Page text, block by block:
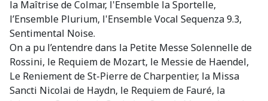
la Maîtrise de Colmar, l'Ensemble la Sportelle,
l’Ensemble Plurium, l'Ensemble Vocal Sequenza 9.3,
Sentimental Noise.
On a pu l’entendre dans la Petite Messe Solennelle de
Rossini, le Requiem de Mozart, le Messie de Haendel,
Le Reniement de St-Pierre de Charpentier, la Missa
Sancti Nicolai de Haydn, le Requiem de Fauré, la